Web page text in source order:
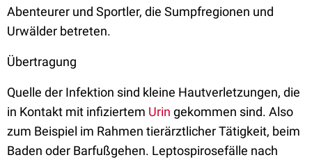
Abenteurer und Sportler, die Sumpfregionen und
Urwälder betreten.
Übertragung
Quelle der Infektion sind kleine Hautverletzungen, die
in Kontakt mit infiziertem Urin gekommen sind. Also
zum Beispiel im Rahmen tierärztlicher Tätigkeit, beim
Baden oder Barfußgehen. Leptospirosefälle nach